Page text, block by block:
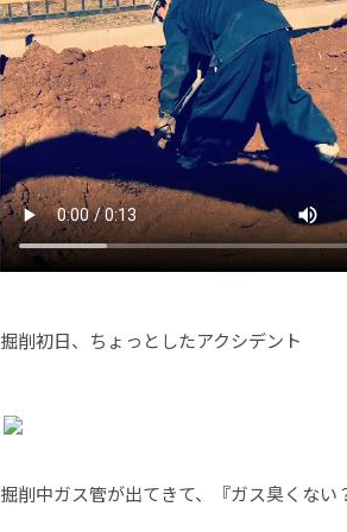
掘削初日、ちょっとしたアクシデント
掘削中ガス管が出てきて、『ガス臭くない